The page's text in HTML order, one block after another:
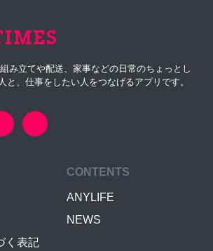
み立てや配送、家事などの日常のちょっとし
と、仕事をしたい人をつなげるアプリです。
く表記
CONTENTS
ANYLIFE
NEWS